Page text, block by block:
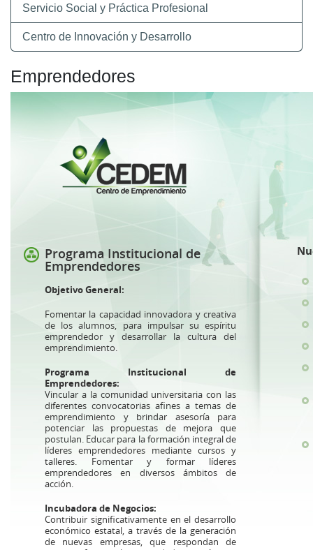
Servicio Social y Práctica Profesional
Centro de Innovación y Desarrollo
Emprendedores